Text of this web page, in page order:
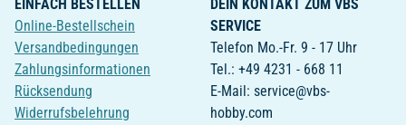
EINFACH BESTELLEN
Online-Bestellschein
Versandbedingungen
Zahlungsinformationen
Rücksendung
Widerrufsbelehrung
DEIN KONTAKT ZUM VBS
SERVICE
Telefon Mo.-Fr. 9 - 17 Uhr
Tel.: +49 4231 - 668 11
E-Mail: service@vbs-
hobby.com